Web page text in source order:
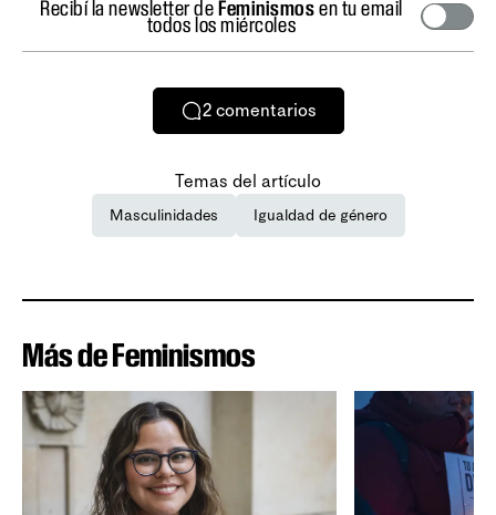
Recibí la newsletter deFeminismosen tu email
todos los miércoles
2 comentarios
Temas del artículo
Masculinidades Igualdad de género
Más de Feminismos